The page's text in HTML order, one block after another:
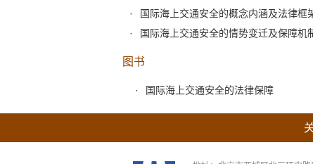
国际海上交通安全的概念内涵及法律框
国际海上交通安全的情势变迁及保障机
图书
国际海上交通安全的法律保障